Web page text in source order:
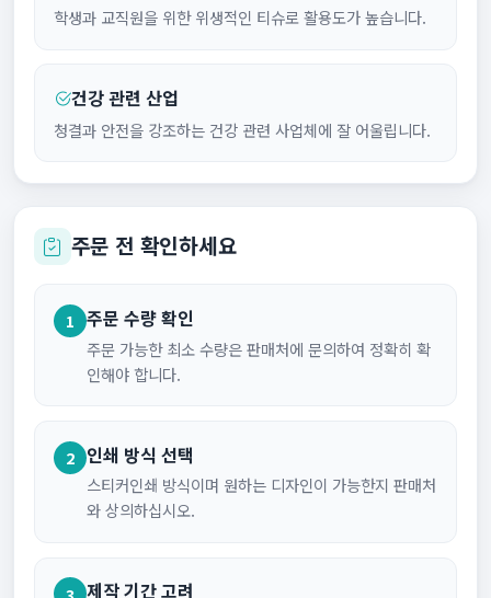
학생과 교직원을 위한 위생적인 티슈로 활용도가 높습니다.
건강 관련 산업
청결과 안전을 강조하는 건강 관련 사업체에 잘 어울립니다.
주문 전 확인하세요
1 주문 수량 확인
주문 가능한 최소 수량은 판매처에 문의하여 정확히 확
인해야 합니다.
2 인쇄 방식 선택
스티커인쇄 방식이며 원하는 디자인이 가능한지 판매처
와 상의하십시오.
제작 기간 고려